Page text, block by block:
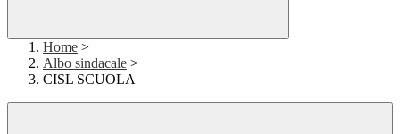
Home >
Albo sindacale >
CISL SCUOLA